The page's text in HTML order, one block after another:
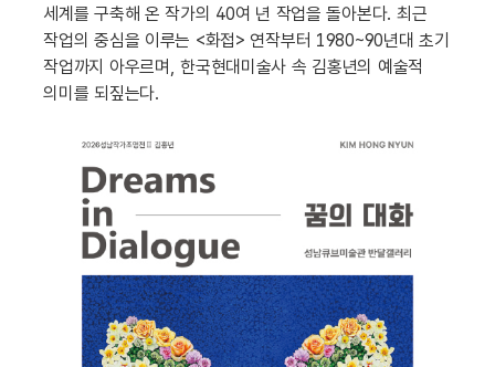
세계를 구축해 온 작가의 40여 년 작업을 돌아본다. 최근
작업의 중심을 이루는 <화접> 연작부터 1980~90년대 초기
작업까지 아우르며, 한국현대미술사 속 김홍년의 예술적
의미를 되짚는다.